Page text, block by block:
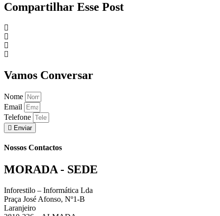
Compartilhar Esse Post
Vamos Conversar
Nome
Email
Telefone
Enviar
Nossos Contactos
MORADA - SEDE
Inforestilo – Informática Lda
Praça José Afonso, Nº1-B
Laranjeiro